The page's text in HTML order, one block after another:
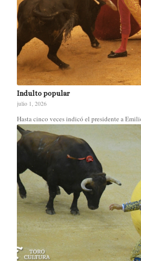
Indulto popular
julio 1, 2026
Hasta cinco veces indicó el presidente a